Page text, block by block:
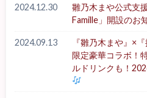
2024.12.30
雛乃木まや公式支
Famille」開設のお
2024.09.13
『雛乃木まや』×
限定豪華コラボ！
ルドリンクも！